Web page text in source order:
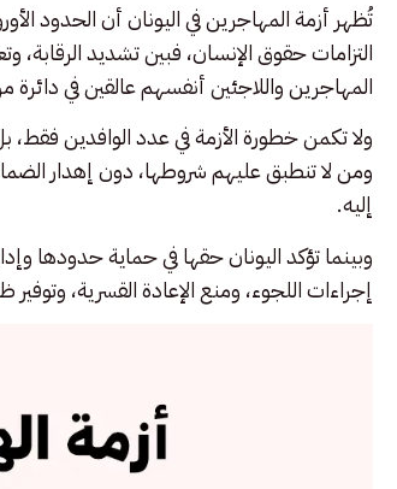
تُظهر أزمة المهاجرين في اليونان أن الحدود
التزامات حقوق الإنسان، فبين تشديد الرقابة،
المهاجرين واللاجئين أنفسهم عالقين في دائرة
ولا تكمن خطورة الأزمة في عدد الوافدين فقط،
ومن لا تنطبق عليهم شروطها، دون إهدار
إليه.
وبينما تؤكد اليونان حقها في حماية حدودها
إجراءات اللجوء، ومنع الإعادة القسرية،